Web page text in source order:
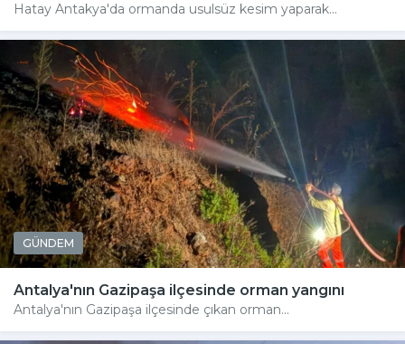
Hatay Antakya'da ormanda usulsüz kesim yaparak...
GÜNDEM
Antalya'nın Gazipaşa ilçesinde orman yangını
Antalya'nın Gazipaşa ilçesinde çıkan orman...